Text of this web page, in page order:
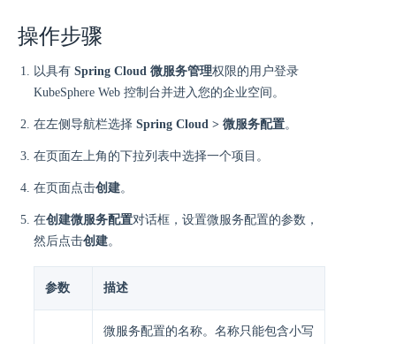
操作步骤
以具有 Spring Cloud 微服务管理权限的用户登录
KubeSphere Web 控制台并进入您的企业空间。
在左侧导航栏选择 Spring Cloud > 微服务配置。
在页面左上角的下拉列表中选择一个项目。
在页面点击创建。
在创建微服务配置对话框，设置微服务配置的参数，
然后点击创建。
参数 描述
微服务配置的名称。名称只能包含小写